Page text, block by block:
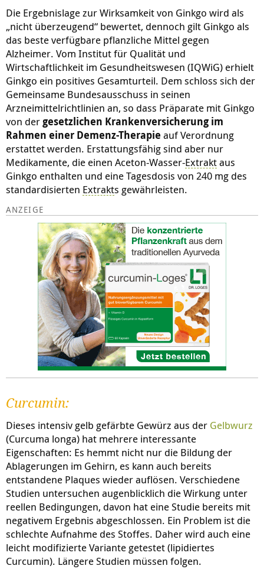
Die Ergebnislage zur Wirksamkeit von Ginkgo wird als
„nicht überzeugend“ bewertet, dennoch gilt Ginkgo als
das beste verfügbare pflanzliche Mittel gegen
Alzheimer. Vom Institut für Qualität und
Wirtschaftlichkeit im Gesundheitswesen (IQWiG) erhielt
Ginkgo ein positives Gesamturteil. Dem schloss sich der
Gemeinsame Bundesausschuss in seinen
Arzneimittelrichtlinien an, so dass Präparate mit Ginkgo
von dergesetz­lichen Kranken­versicherung im
Rahmen einer Demenz-Therapie auf Verordnung
erstattet werden. Erstattungs­fä­hig sind aber nur
Medikamente, die einen Aceton-Wasser-Extraktaus
Ginkgo enthalten und eine Tagesdosis von 240 mg des
standardisierten Extrakts gewährleisten.
Curcumin:
Dieses intensiv gelb gefärbte Gewürz aus der Gelbwurz
(Curcuma longa) hat mehrere interessante
Eigenschaften: Es hemmt nicht nur die Bildung der
Ablagerungen im Gehirn, es kann auch bereits
entstandene Plaques wieder auflösen. Verschiedene
Studien untersuchen augenblicklich die Wirkung unter
reellen Bedingungen, davon hat eine Studie bereits mit
negativem Ergebnis abgeschlossen. Ein Problem ist die
schlechte Aufnahme des Stoffes. Daher wird auch eine
leicht modifizierte Variante getestet (lipidiertes
Curcumin). Längere Studien müssen folgen.